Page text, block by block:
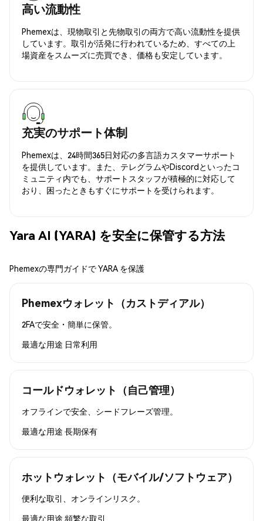
高い流動性
Phemexは、現物取引と先物取引の両方で高い流動性を提供
しています。取引が活発に行われているため、すべての上
場資産をスムーズに売買でき、価格も安定しています。
充実のサポート体制
Phemexは、24時間365日対応の多言語カスタマーサポート
を提供しています。また、テレグラムやDiscordといったコ
ミュニティ内でも、サポートスタッフが積極的に対応して
おり、困ったときもすぐにサポートを受けられます。
Yara AI (YARA) を安全に保管する方法
Phemexの専門ガイドで YARA を保護
Phemexウォレット（カストディアル）
2FAで安全・簡単に保管。
最適な用途 日常利用
コールドウォレット（自己管理）
オフラインで安全、シードフレーズ管理。
最適な用途 長期保有
ホットウォレット（モバイル/ソフトウェア）
便利な取引、オンラインリスク。
最適な用途 頻繁な取引